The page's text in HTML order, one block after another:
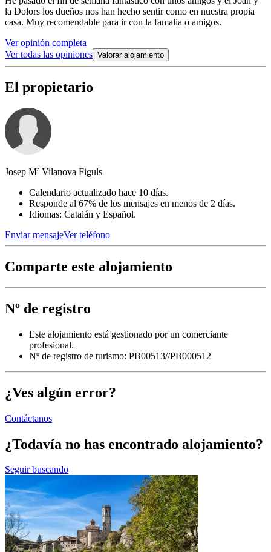
la Dolors los dueños nos han hecho sentir como en nuestra propia
casa. Muy recomendable para ir con la famalia o amigos.
Ver opinión completa
Ver todas las opiniones Valorar alojamiento
El propietario
Josep Mª Vilanova Figuls
Calendario actualizado hace 10 días.
Responde al 67% de los mensajes en menos de 2 días.
Idiomas: Catalán y Español.
Enviar mensajeVer teléfono
Comparte este alojamiento
Nº de registro
Este alojamiento está gestionado por un comerciante
profesional.
Nº de registro de turismo: PB00513//PB000512
¿Ves algún error?
Contáctanos
¿Todavía no has encontrado alojamiento?
Seguir buscando